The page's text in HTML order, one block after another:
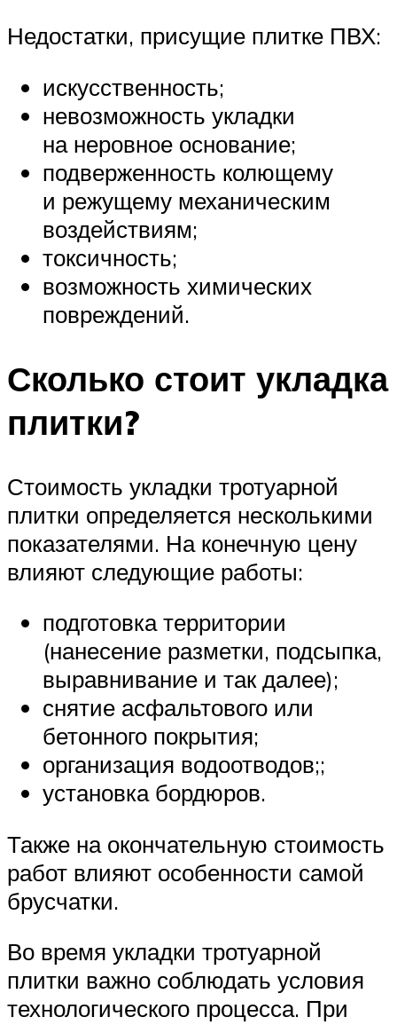
Недостатки, присущие плитке ПВХ:
искусственность;
невозможность укладки
на неровное основание;
подверженность колющему
и режущему механическим
воздействиям;
токсичность;
возможность химических
повреждений.
Сколько стоит укладка
плитки?
Стоимость укладки тротуарной
плитки определяется несколькими
показателями. На конечную цену
влияют следующие работы:
подготовка территории
(нанесение разметки, подсыпка,
выравнивание и так далее);
снятие асфальтового или
бетонного покрытия;
организация водоотводов;;
установка бордюров.
Также на окончательную стоимость
работ влияют особенности самой
брусчатки.
Во время укладки тротуарной
плитки важно соблюдать условия
технологического процесса. При